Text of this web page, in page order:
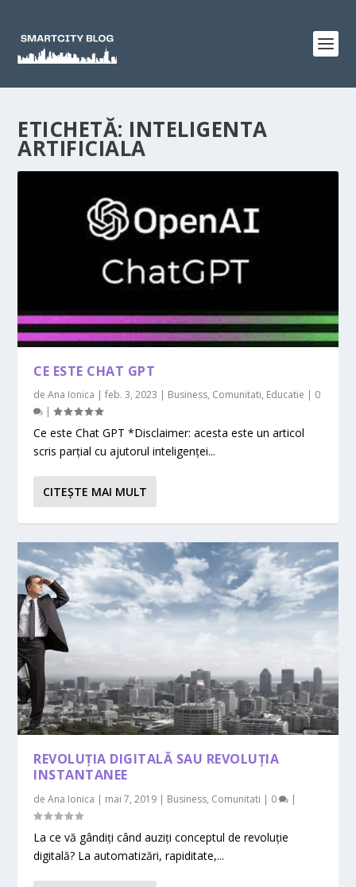
ETICHETĂ: INTELIGENTA
ARTIFICIALA
CE ESTE CHAT GPT
deAna Ionica |feb. 3, 2023 | Business, Comunitati, Educatie | 0
|
Ce este Chat GPT *Disclaimer: acesta este un articol
scris parțial cu ajutorul inteligenței...
CITEŞTE MAI MULT
REVOLUȚIA DIGITALĂ SAU REVOLUȚIA
INSTANTANEE
deAna Ionica | mai 7, 2019 | Business, Comunitati | 0 |
La ce vă gândiți când auziți conceptul de revoluție
digitală? La automatizări, rapiditate,...